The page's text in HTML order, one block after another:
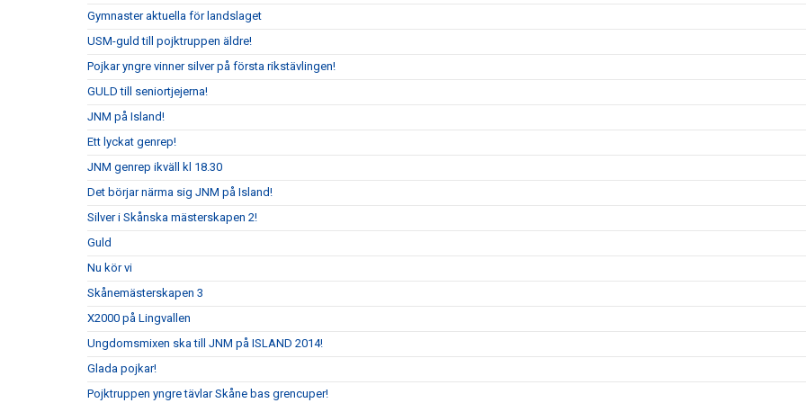
Gymnaster aktuella för landslaget
USM-guld till pojktruppen äldre!
Pojkar yngre vinner silver på första rikstävlingen!
GULD till seniortjejerna!
JNM på Island!
Ett lyckat genrep!
JNM genrep ikväll kl 18.30
Det börjar närma sig JNM på Island!
Silver i Skånska mästerskapen 2!
Guld
Nu kör vi
Skånemästerskapen 3
X2000 på Lingvallen
Ungdomsmixen ska till JNM på ISLAND 2014!
Glada pojkar!
Pojktruppen yngre tävlar Skåne bas grencuper!